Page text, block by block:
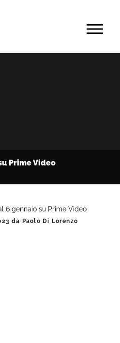
MENU
Prime Video
6 gennaio su Prime Video
da Paolo Di Lorenzo